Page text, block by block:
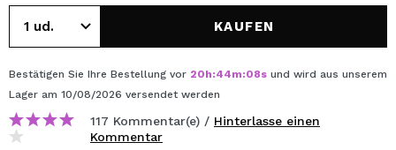
KAUFEN
Bestätigen Sie Ihre Bestellung vor 20h:44m:08s und wird aus unserem
Lager am 10/08/2026 versendet werden
117 Kommentar(e) / Hinterlasse einen
Kommentar